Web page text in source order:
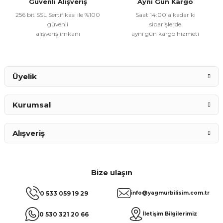
Güvenli Alışveriş
256 bit SSL Sertifikası ile %100
güvenli
alışveriş imkanı
Aynı Gün Kargo
Saat 14:00’a kadar ki
siparişlerde
aynı gün kargo hizmeti
Bize ulaşın
0 533 059 19 29
0 530 321 20 66
info@yagmurbilisim.com.tr
İletişim Bilgilerimiz
Üyelik
Kurumsal
Alışveriş